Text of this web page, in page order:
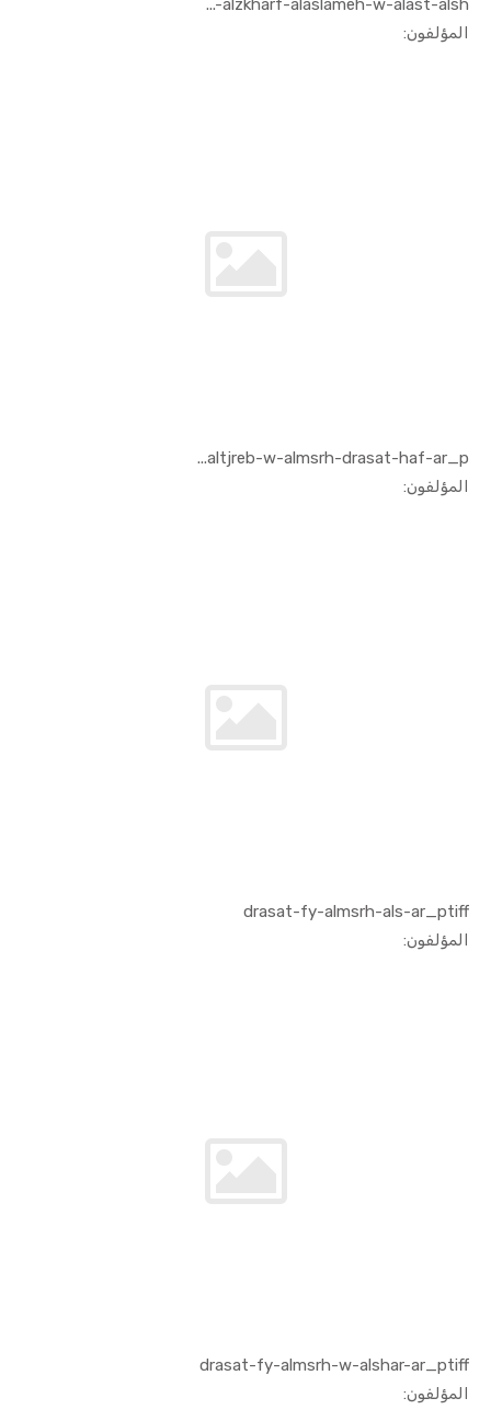
alzkharf-alaslameh-w-alast-alsh-...
المؤلفون:
altjreb-w-almsrh-drasat-haf-ar_p...
المؤلفون:
drasat-fy-almsrh-als-ar_ptiff
المؤلفون:
drasat-fy-almsrh-w-alshar-ar_ptiff
المؤلفون: